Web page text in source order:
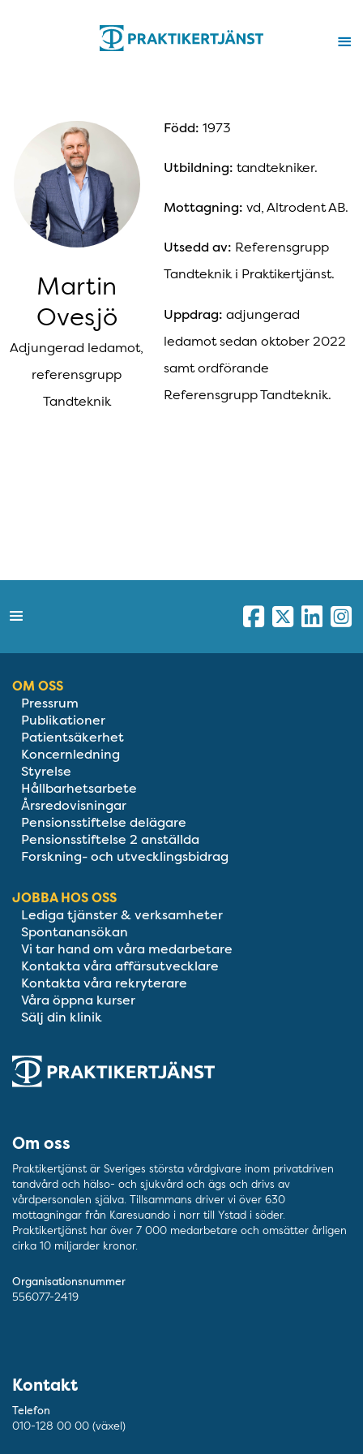
Martin
Ovesjö
Adjungerad ledamot,
referensgrupp
Tandteknik
Född: 1973
Utbildning: tandtekniker.
Mottagning: vd, Altrodent AB.
Utsedd av: Referensgrupp
Tandteknik i Praktikertjänst.
Uppdrag: adjungerad
ledamot sedan oktober 2022
samt ordförande
Referensgrupp Tandteknik.
OM OSS
Pressrum
Publikationer
Patientsäkerhet
Koncernledning
Styrelse
Hållbarhetsarbete
Årsredovisningar
Pensionsstiftelse delägare
Pensionsstiftelse 2 anställda
Forskning- och utvecklingsbidrag
JOBBA HOS OSS
Lediga tjänster & verksamheter
Spontanansökan
Vi tar hand om våra medarbetare
Kontakta våra affärsutvecklare
Kontakta våra rekryterare
Våra öppna kurser
Sälj din klinik
Om oss
Praktikertjänst är Sveriges största vårdgivare inom privatdriven
tandvård och hälso- och sjukvård och ägs och drivs av
vårdpersonalen själva. Tillsammans driver vi över 630
mottagningar från Karesuando i norr till Ystad i söder.
Praktikertjänst har över 7 000 medarbetare och omsätter årligen
cirka 10 miljarder kronor.
Organisationsnummer
556077-2419
Kontakt
Telefon
010-128 00 00 (växel)